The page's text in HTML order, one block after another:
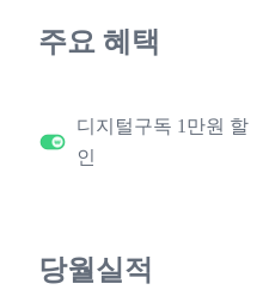
주요 혜택
디지털구독 1만원 할
인
당월실적